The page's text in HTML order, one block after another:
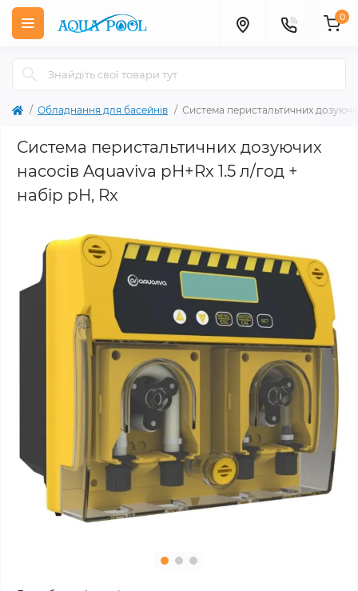
0
Обладнання для басейнів Система перистальтичних
Система перистальтичних дозуючих
насосів Aquaviva pH+Rx 1.5 л/год +
набір pH, Rx